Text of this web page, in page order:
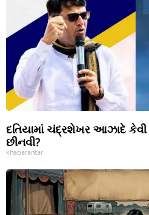
દતિયામાં ચંદ્રશેખર આઝાદે કેવી
છીનવી?
khabarantar